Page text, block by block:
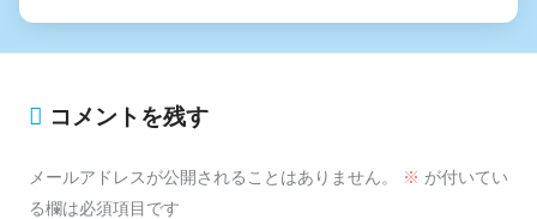
コメントを残す
メールアドレスが公開されることはありません。 ※ が付いてい
る欄は必須項目です